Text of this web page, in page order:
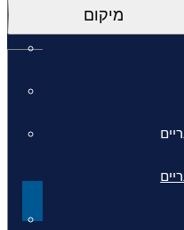
מיקום
זה צרו קשר